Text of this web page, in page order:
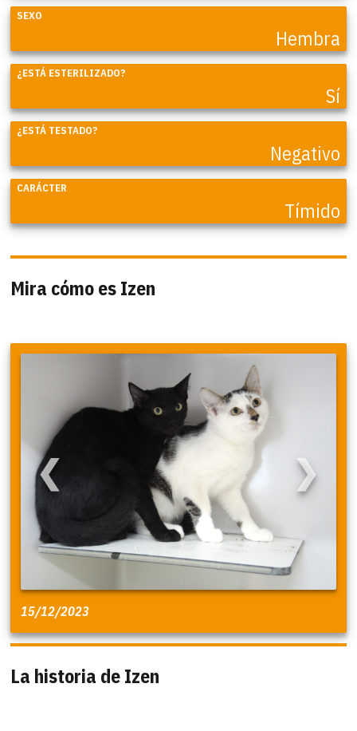
SEXO
Hembra
¿ESTÁ ESTERILIZADO?
Sí
¿ESTÁ TESTADO?
Negativo
CARÁCTER
Tímido
Mira cómo es Izen
❮ ❯
15/12/2023
La historia de Izen